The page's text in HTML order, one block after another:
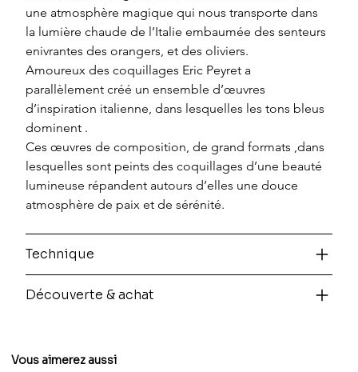
une atmosphère magique qui nous transporte dans
la lumière chaude de l’Italie embaumée des senteurs
enivrantes des orangers, et des oliviers.
Amoureux des coquillages Eric Peyret a
parallèlement créé un ensemble d’œuvres
d’inspiration italienne, dans lesquelles les tons bleus
dominent .
Ces œuvres de composition, de grand formats ,dans
lesquelles sont peints des coquillages d’une beauté
lumineuse répandent autours d’elles une douce
atmosphère de paix et de sérénité.
Technique
Découverte & achat
Vous aimerez aussi